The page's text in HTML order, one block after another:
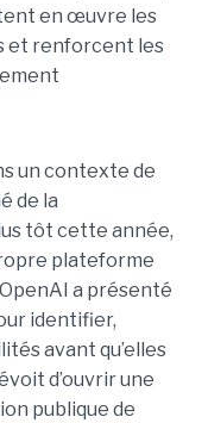
en œuvre les
et renforcent les
un contexte de
de la
tôt cette année,
plateforme
a présenté
identifier,
avant qu’elles
d’ouvrir une
publique de